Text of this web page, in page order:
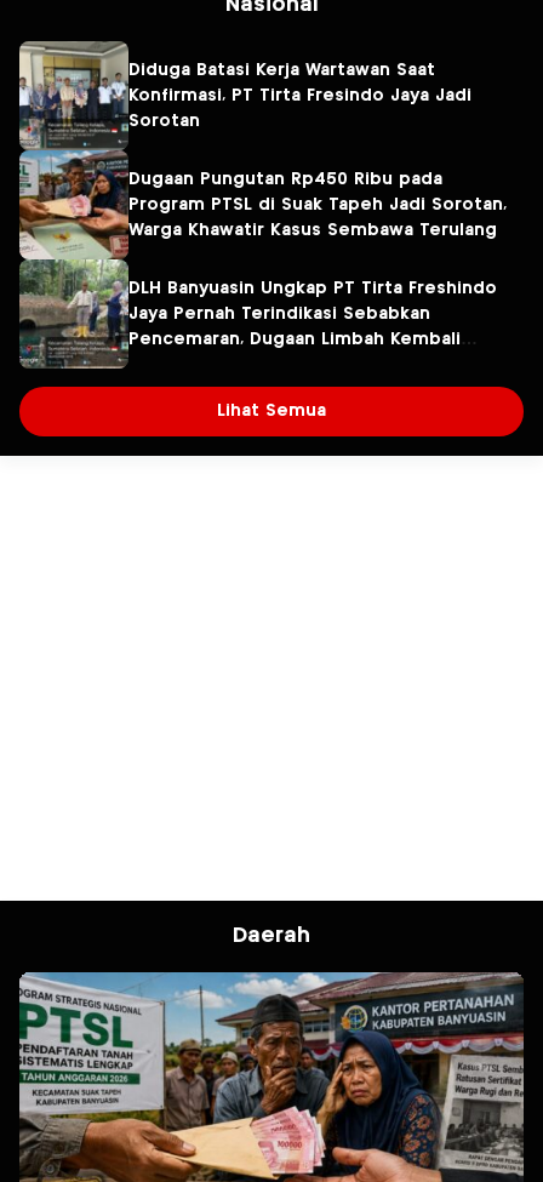
Nasional
Diduga Batasi Kerja Wartawan Saat
Konfirmasi, PT Tirta Fresindo Jaya Jadi
Sorotan
Dugaan Pungutan Rp450 Ribu pada
Program PTSL di Suak Tapeh Jadi Sorotan,
Warga Khawatir Kasus Sembawa Terulang
DLH Banyuasin Ungkap PT Tirta Freshindo
Jaya Pernah Terindikasi Sebabkan
Pencemaran, Dugaan Limbah Kembali
Lihat Semua
Daerah